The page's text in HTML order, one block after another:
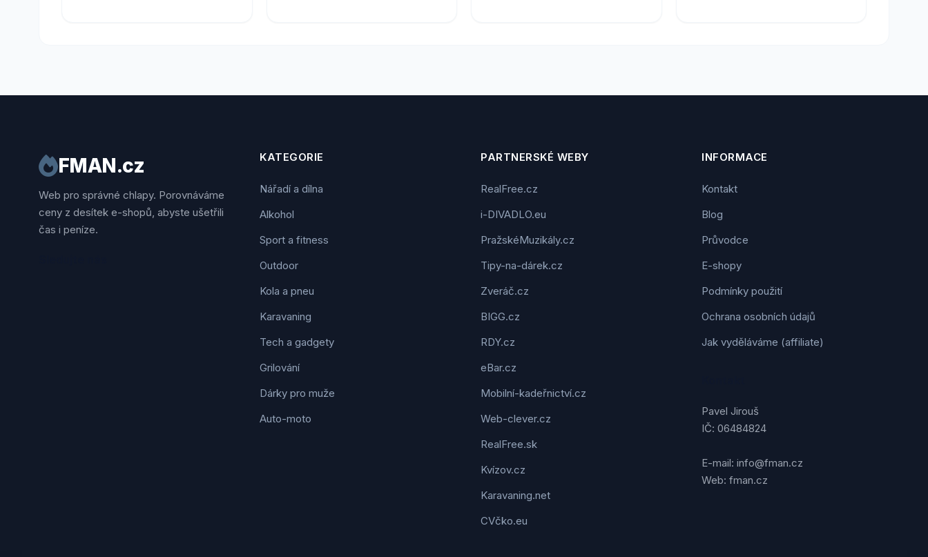
FMAN.cz
Web pro správné chlapy. Porovnáváme
ceny z desítek e-shopů, abyste ušetřili
čas i peníze.
KATEGORIE
Nářadí a dílna
Alkohol
Sport a fitness
Outdoor
Kola a pneu
Karavaning
Tech a gadgety
Grilování
Dárky pro muže
Auto-moto
PARTNERSKÉ WEBY
RealFree.cz
i-DIVADLO.eu
PražskéMuzikály.cz
Tipy-na-dárek.cz
Zveráč.cz
BIGG.cz
RDY.cz
eBar.cz
Mobilní-kadeřnictví.cz
Web-clever.cz
RealFree.sk
Kvízov.cz
Karavaning.net
CVčko.eu
INFORMACE
Kontakt
Blog
Průvodce
E-shopy
Podmínky použití
Ochrana osobních údajů
Jak vyděláváme (affiliate)
Pavel Jirouš
IČ: 06484824
E-mail: info@fman.cz
Web: fman.cz